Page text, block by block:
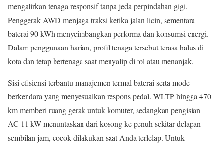
mengalirkan tenaga responsif tanpa jeda perpindahan gigi.
Penggerak AWD menjaga traksi ketika jalan licin, sementara
baterai 90 kWh menyeimbangkan performa dan konsumsi energi.
Dalam penggunaan harian, profil tenaga tersebut terasa halus di
kota dan tetap bertenaga saat menyalip di tol atau menanjak.
Sisi efisiensi terbantu manajemen termal baterai serta mode
berkendara yang menyesuaikan respons pedal. WLTP hingga 470
km memberi ruang gerak untuk komuter, sedangkan pengisian
AC 11 kW menuntaskan dari kosong ke penuh sekitar delapan-
sembilan jam, cocok dilakukan saat Anda terlelap. Untuk